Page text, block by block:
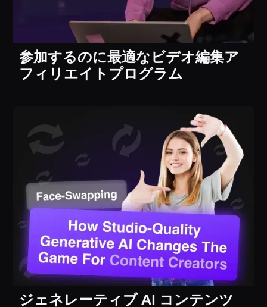
参加するのに最適なビデオ編集ア
フィリエイトプログラム
ジェネレーティブ AI コンテンツ